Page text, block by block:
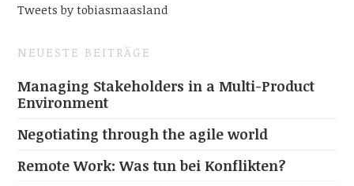
Tweets by tobiasmaasland
NEUESTE BEITRÄGE
Managing Stakeholders in a Multi-Product
Environment
Negotiating through the agile world
Remote Work: Was tun bei Konflikten?